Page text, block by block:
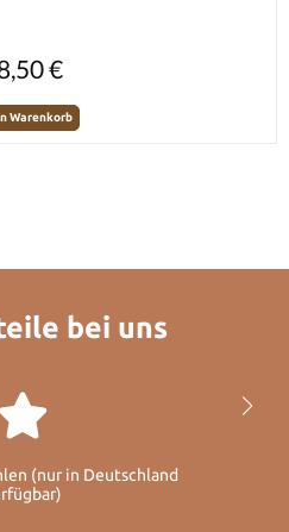
€
Warenkorb
bei uns
(nur in Deutschland